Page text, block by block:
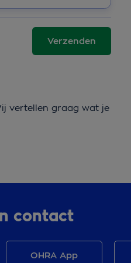
Verzenden
vertellen graag wat je
contact
OHRA App